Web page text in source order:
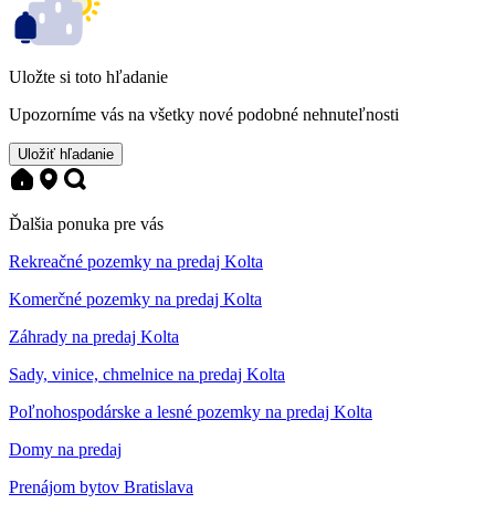
Uložte si toto hľadanie
Upozorníme vás na všetky nové podobné nehnuteľnosti
Uložiť hľadanie
Ďalšia ponuka pre vás
Rekreačné pozemky na predaj Kolta
Komerčné pozemky na predaj Kolta
Záhrady na predaj Kolta
Sady, vinice, chmelnice na predaj Kolta
Poľnohospodárske a lesné pozemky na predaj Kolta
Domy na predaj
Prenájom bytov Bratislava